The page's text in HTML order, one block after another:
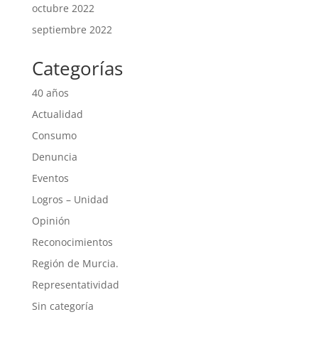
octubre 2022
septiembre 2022
Categorías
40 años
Actualidad
Consumo
Denuncia
Eventos
Logros – Unidad
Opinión
Reconocimientos
Región de Murcia.
Representatividad
Sin categoría